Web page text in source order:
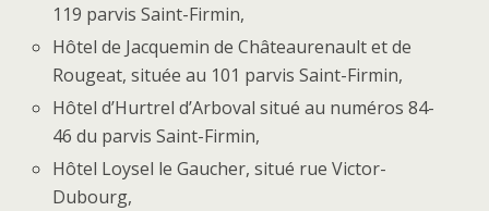
119 parvis Saint-Firmin,
Hôtel de Jacquemin de Châteaurenault et de
Rougeat, située au 101 parvis Saint-Firmin,
Hôtel d’Hurtrel d’Arboval situé au numéros 84-
46 du parvis Saint-Firmin,
Hôtel Loysel le Gaucher, situé rue Victor-
Dubourg,